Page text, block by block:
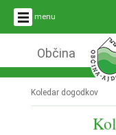
menu
Občina
Koledar dogodkov